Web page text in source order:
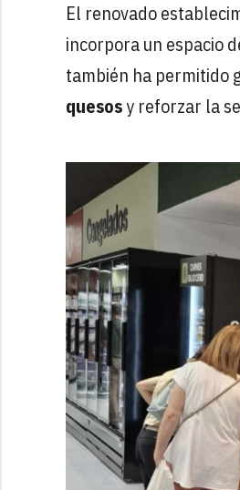
El renovado
incorpora un espacio
también ha permitido
quesosy reforzar la